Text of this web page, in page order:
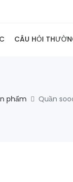
CÂU HỎI
phẩm Quần